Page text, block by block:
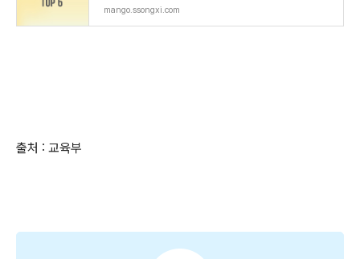
mango.ssongxi.com
출처 : 교육부